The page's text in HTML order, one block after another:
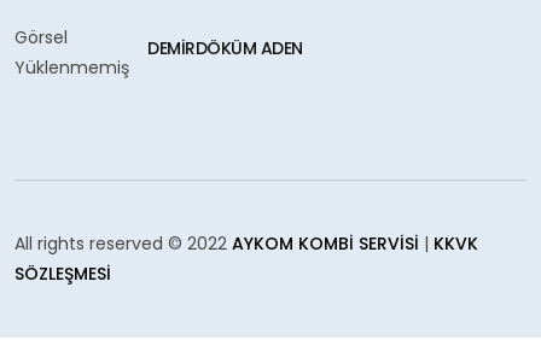
Görsel
Yüklenmemiş
DEMIRDÖKÜM ADEN
All rights reserved © 2022 AYKOM KOMBI SERVISI | KKVK
SÖZLEŞMESI